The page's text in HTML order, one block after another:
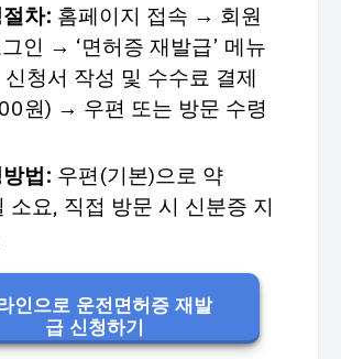
차: 홈페이지 접속 → 회원
인 → ‘면허증 재발급’ 메뉴
청서 작성 및 수수료 결제
원) → 우편 또는 방문 수령
법: 우편(기본)으로 약
소요, 직접 방문 시 신분증 지
인으로 운전면허증 재발
급 신청하기